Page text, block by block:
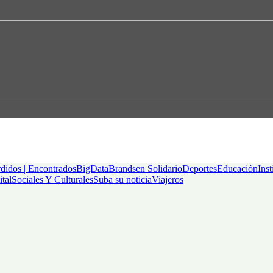
| EncontradosBigDataBrandsen SolidarioDeportesEducación
Sociales Y CulturalesSuba su noticiaViajeros